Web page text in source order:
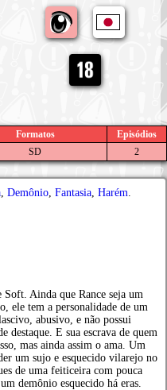
Formatos
Episódios
SD 2
Demônio Fantasia Harém
Ainda que Rance seja um
ele tem a personalidade de um
abusivo, e não possui
destaque. E sua escrava de quem
mas ainda assim o ama. Um
um sujo e esquecido vilarejo no
de uma feiticeira com pouca
demônio esquecido há eras.